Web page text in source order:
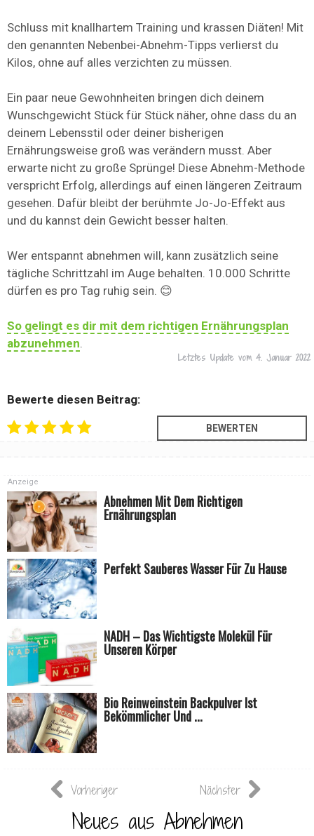
Schluss mit knallhartem Training und krassen Diäten! Mit
den genannten Nebenbei-Abnehm-Tipps verlierst du
Kilos, ohne auf alles verzichten zu müssen.
Ein paar neue Gewohnheiten bringen dich deinem
Wunschgewicht Stück für Stück näher, ohne dass du an
deinem Lebensstil oder deiner bisherigen
Ernährungsweise groß was verändern musst. Aber
erwarte nicht zu große Sprünge! Diese Abnehm-Methode
verspricht Erfolg, allerdings auf einen längeren Zeitraum
gesehen. Dafür bleibt der berühmte Jo-Jo-Effekt aus
und du kannst dein Gewicht besser halten.
Wer entspannt abnehmen will, kann zusätzlich seine
tägliche Schrittzahl im Auge behalten. 10.000 Schritte
dürfen es pro Tag ruhig sein. 😊
So gelingt es dir mit dem richtigen Ernährungsplan
abzunehmen.
Letztes Update vom 4. Januar 2022
Bewerte diesen Beitrag:
Abnehmen Mit Dem Richtigen
Ernährungsplan
Perfekt Sauberes Wasser Für Zu Hause
Anzeige
NADH – Das Wichtigste Molekül Für
Unseren Körper
Bio Reinweinstein Backpulver Ist
Bekömmlicher Und ...
Vorheriger Nächster
Neues aus Abnehmen